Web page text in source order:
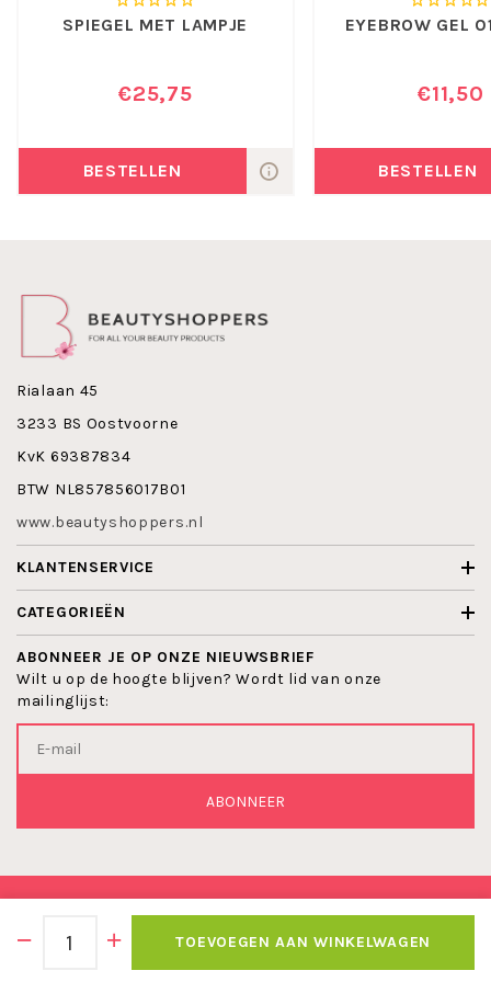
TOEVOEGEN AAN WINKELWAGEN
Maak nu kennis met Tweezerman Slant Tweezer
SPIEGEL MET LAMPJE
€25,75
BESTELLEN
EYEBROW GEL
€11,50
BESTELLEN
Rialaan 45
3233 BS Oostvoorne
KvK 69387834
BTW NL857856017B01
www.beautyshoppers.nl
KLANTENSERVICE
CATEGORIEËN
ABONNEER JE OP ONZE NIEUWSBRIEF
Wilt u op de hoogte blijven? Wordt lid van onze
mailinglijst:
ABONNEER